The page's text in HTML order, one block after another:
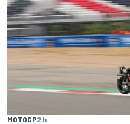
MOTOGP2 h